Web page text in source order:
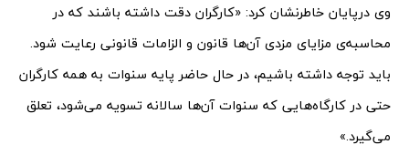
وی درپایان خاطرنشان کرد: «کارگران دقت داشته باشند که در
محاسبه‌ی مزایای مزدی آن‌ها قانون و الزامات قانونی رعایت شود.
باید توجه داشته باشیم، در حال حاضر پایه سنوات به همه کارگران
حتی در کارگاه‌هایی که سنوات آن‌ها سالانه تسویه می‌شود، تعلق
می‌گیرد.»